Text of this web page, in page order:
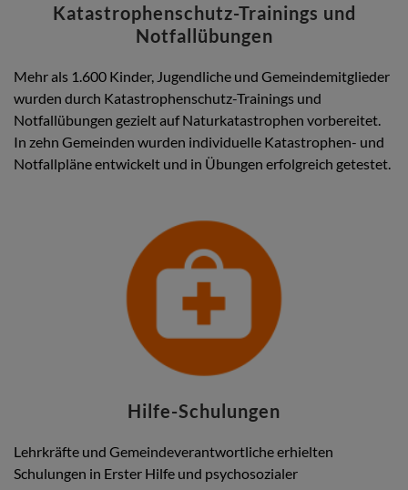
Katastrophenschutz-Trainings und
Notfallübungen
Mehr als 1.600 Kinder, Jugendliche und Gemeindemitglieder
wurden durch Katastrophenschutz-Trainings und
Notfallübungen gezielt auf Naturkatastrophen vorbereitet.
In zehn Gemeinden wurden individuelle Katastrophen- und
Notfallpläne entwickelt und in Übungen erfolgreich getestet.
Hilfe-Schulungen
Lehrkräfte und Gemeindeverantwortliche erhielten
Schulungen in Erster Hilfe und psychosozialer